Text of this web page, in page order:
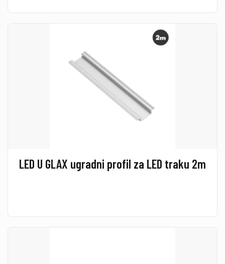
LED U GLAX ugradni profil za LED traku 2m